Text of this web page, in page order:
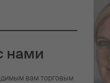
нами
вам торговым